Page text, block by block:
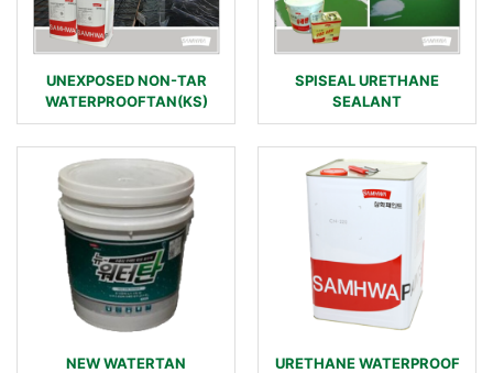
UNEXPOSED NON-TAR
WATERPROOFTAN(KS)
SPISEAL URETHANE
SEALANT
NEW WATERTAN
URETHANE WATERPROOF